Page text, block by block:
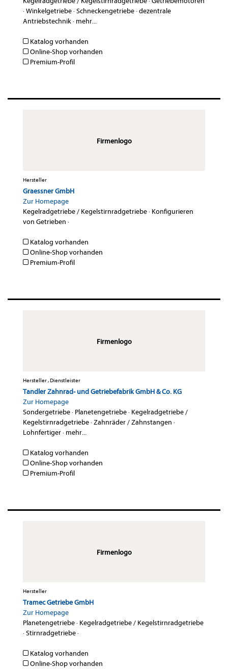
·Winkelgetriebe·Schneckengetriebe·dezentrale
Antriebstechnik· mehr...
Katalog vorhanden
Online-Shop vorhanden
Premium-Profil
Firmenlogo
Hersteller
Graessner GmbH
Zur Homepage
Kegelradgetriebe / Kegelstirnradgetriebe· Konfigurieren
von Getrieben ·
Katalog vorhanden
Online-Shop vorhanden
Premium-Profil
Firmenlogo
Hersteller , Dienstleister
Tandler Zahnrad- und Getriebefabrik GmbH & Co. KG
Zur Homepage
Sondergetriebe· Planetengetriebe· Kegelradgetriebe /
Kegelstirnradgetriebe·Zahnräder / Zahnstangen ·
Lohnfertiger· mehr...
Katalog vorhanden
Online-Shop vorhanden
Premium-Profil
Firmenlogo
Hersteller
Tramec Getriebe GmbH
Zur Homepage
Planetengetriebe· Kegelradgetriebe / Kegelstirnradgetriebe
·Stirnradgetriebe·
Katalog vorhanden
Online-Shop vorhanden